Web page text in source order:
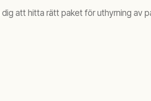
dig att hitta rätt paket för uthyrning av